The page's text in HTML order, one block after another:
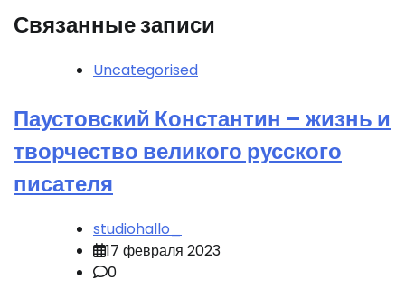
Связанные записи
Uncategorised
Паустовский Константин – жизнь и
творчество великого русского
писателя
studiohallo_
17 февраля 2023
0